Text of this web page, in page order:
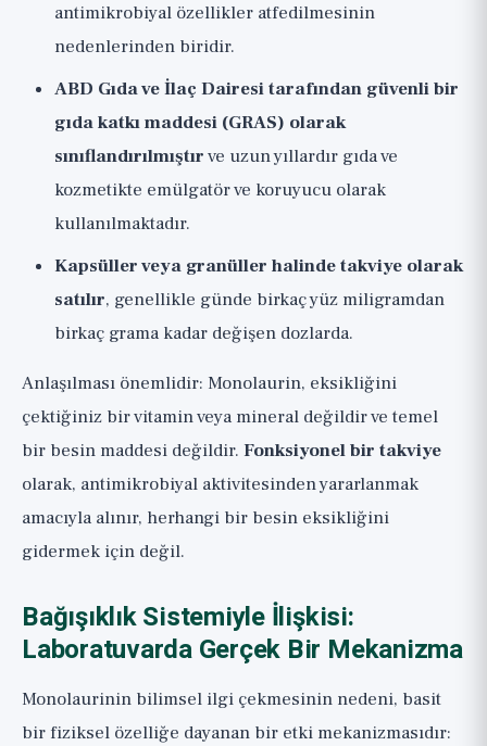
antimikrobiyal özellikler atfedilmesinin
nedenlerinden biridir.
ABD Gıda ve İlaç Dairesi tarafından güvenli bir
gıda katkı maddesi (GRAS) olarak
sınıflandırılmıştırve uzun yıllardır gıda ve
kozmetikte emülgatör ve koruyucu olarak
kullanılmaktadır.
Kapsüller veya granüller halinde takviye olarak
satılır, genellikle günde birkaç yüz miligramdan
birkaç grama kadar değişen dozlarda.
Anlaşılması önemlidir: Monolaurin, eksikliğini
çektiğiniz bir vitamin veya mineral değildir ve temel
bir besin maddesi değildir. Fonksiyonel bir takviye
olarak, antimikrobiyal aktivitesinden yararlanmak
amacıyla alınır, herhangi bir besin eksikliğini
gidermek için değil.
Bağışıklık Sistemiyle İlişkisi:
Laboratuvarda Gerçek Bir Mekanizma
Monolaurinin bilimsel ilgi çekmesinin nedeni, basit
bir fiziksel özelliğe dayanan bir etki mekanizmasıdır: